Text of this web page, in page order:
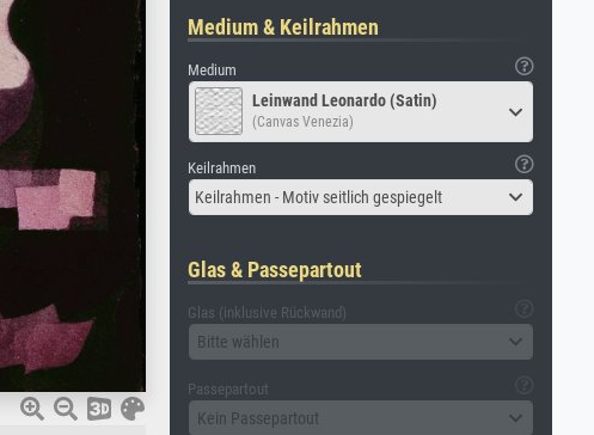
Medium & Keilrahmen
Medium
Leinwand Leonardo (Satin)
(Canvas Venezia)
Keilrahmen
Keilrahmen - Motiv seitlich gespiegelt
Glas & Passepartout
Glas (inklusive Rückwand)
Bitte wählen
Passepartout
Kein Passepartout